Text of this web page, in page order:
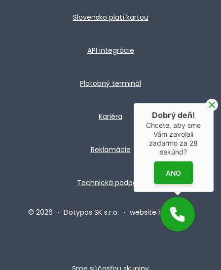
Slovensko platí kartou
API integrácie
Platobný terminál
Kariéra
Reklamácie
Technická podpora
© 2026 ・ Dotypos SK s.r.o. ・ website hosted by
Dobrý deň!
Chcete, aby sme
Vám zavolali
zadarmo za 28
sekúnd?
ANO